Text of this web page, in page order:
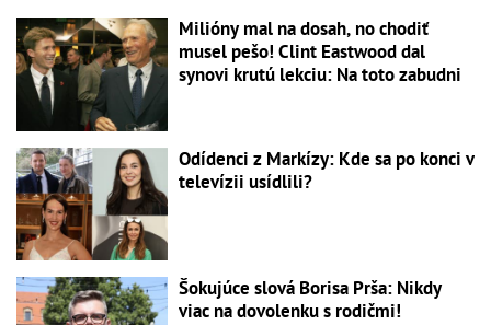
Milióny mal na dosah, no chodiť
musel pešo! Clint Eastwood dal
synovi krutú lekciu: Na toto zabudni
Odídenci z Markízy: Kde sa po konci v
televízii usídlili?
Šokujúce slová Borisa Prša: Nikdy
viac na dovolenku s rodičmi!